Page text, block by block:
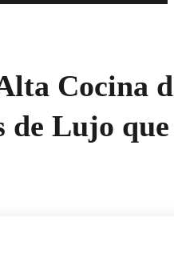
Cocina
de Lujo